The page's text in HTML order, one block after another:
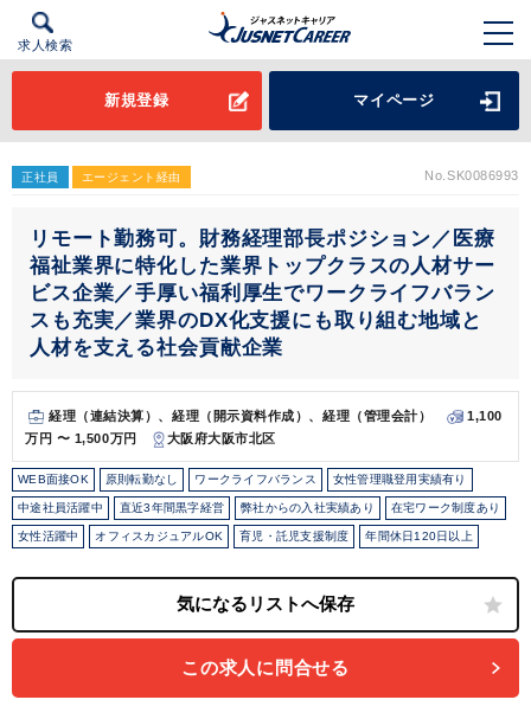
求人検索
新規登録 マイページ
正社員 エージェント経由 No.SK0086993
リモート勤務可。財務経理部長ポジション／医療
福祉業界に特化した業界トップクラスの人材サー
ビス企業／手厚い福利厚生でワークライフバラン
スも充実／業界のDX化支援にも取り組む地域と
人材を支える社会貢献企業
経理（連結決算）、経理（開示資料作成）、経理（管理会計）
1,100
万円 〜 1,500万円
大阪府大阪市北区
WEB面接OK 原則転勤なし ワークライフバランス 女性管理職登用実績有り
中途社員活躍中 直近3年間黒字経営 弊社からの入社実績あり 在宅ワーク制度あり
女性活躍中 オフィスカジュアルOK 育児・託児支援制度 年間休日120日以上
この求人に問合せる